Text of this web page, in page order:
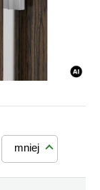
mniej